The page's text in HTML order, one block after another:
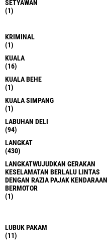
SETYAWAN
(1)
KRIMINAL
(1)
KUALA
(16)
KUALA BEHE
(1)
KUALA SIMPANG
(1)
LABUHAN DELI
(94)
LANGKAT
(430)
LANGKATWUJUDKAN GERAKAN
KESELAMATAN BERLALU LINTAS
DENGAN RAZIA PAJAK KENDARAAN
BERMOTOR
(1)
LUBUK PAKAM
(11)